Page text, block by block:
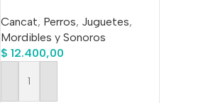
Cancat, Perros, Juguetes,
Mordibles y Sonoros
$ 12.400,00
Añadir Al Carrito